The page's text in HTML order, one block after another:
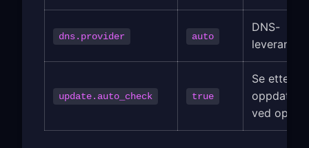
dns.provider auto
DNS-
leverandør
update.auto_check true
Se etter
ved